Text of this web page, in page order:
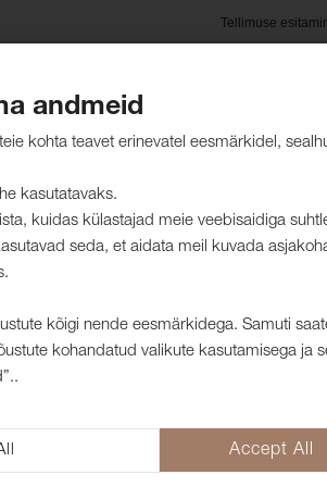
Tellimuse
Jätkusuutlikkus
Mööblikangas
Kangas Eros on kahepoolne
kasutada lisaks mööbli
andmeid
kohta teavet erinevatel eesmärkidel,
kasutatavaks.
kuidas külastajad meie veebisaidiga
seda, et aidata meil kuvada
kõigi nende eesmärkidega. Samuti
kohandatud valikute kasutamisega ja
Accept All